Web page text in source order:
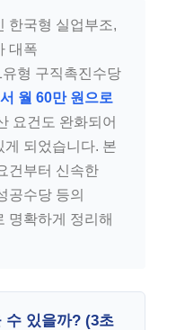
한국형 실업부조,
대폭
형 구직촉진수당
월 60만 원으로
요건도 완화되어
게 되었습니다. 본
건부터 신속한
공수당 등의
명확하게 정리해
수 있을까? (3초